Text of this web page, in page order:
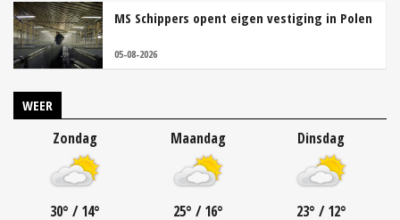
MS Schippers opent eigen vestiging in Polen
05-08-2026
WEER
Zondag
30° / 14°
Maandag
25° / 16°
Dinsdag
23° / 12°